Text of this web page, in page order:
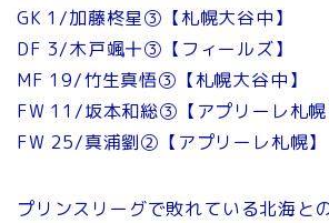
GK 1/加藤柊星③【札幌大谷中】
DF 3/木戸颯十③【フィールズ】
MF 19/竹生真悟③【札幌大谷中】
FW 11/坂本和総③【アプリーレ札幌
FW 25/真浦劉②【アプリーレ札幌】
プリンスリーグで敗れている北海と